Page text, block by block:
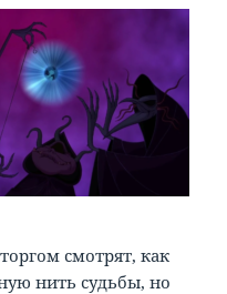
смотрят, как
нить судьбы, но